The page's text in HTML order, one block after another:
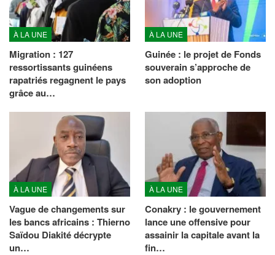
À LA UNE
Migration : 127
ressortissants guinéens
rapatriés regagnent le pays
grâce au…
À LA UNE
Guinée : le projet de Fonds
souverain s’approche de
son adoption
À LA UNE
Vague de changements sur
les bancs africains : Thierno
Saïdou Diakité décrypte
un…
À LA UNE
Conakry : le gouvernement
lance une offensive pour
assainir la capitale avant la
fin…